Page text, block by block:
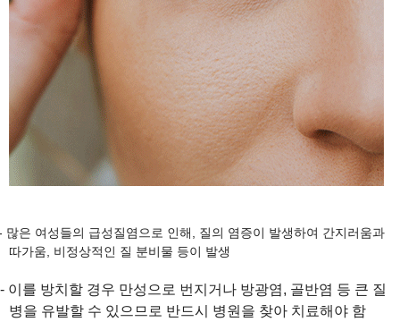
많은 여성들의 급성질염으로 인해, 질의 염증이 발생하여 간지러움과
따가움, 비정상적인 질 분비물 등이 발생
- 이를 방치할 경우 만성으로 번지거나 방광염, 골반염 등 큰 질
병을 유발할 수 있으므로 반드시 병원을 찾아 치료해야 함